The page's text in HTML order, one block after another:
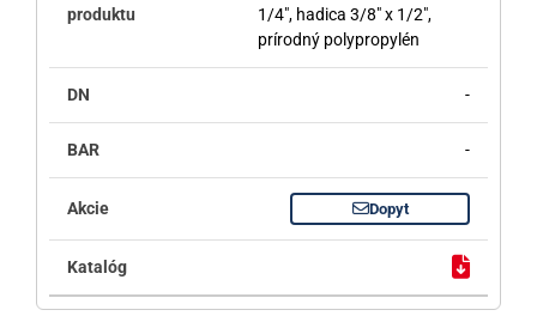
1/4", hadica 3/8" x 1/2",
prírodný polypropylén
-
-
Dopyt